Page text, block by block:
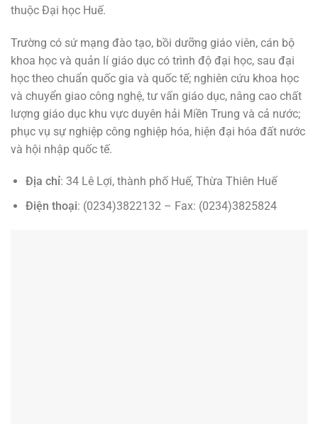
thuộc Đại học Huế.
Trường có sứ mạng đào tạo, bồi dưỡng giáo viên, cán bộ
khoa học và quản lí giáo dục có trình độ đại học, sau đại
học theo chuẩn quốc gia và quốc tế; nghiên cứu khoa học
và chuyển giao công nghệ, tư vấn giáo dục, nâng cao chất
lượng giáo dục khu vực duyên hải Miền Trung và cả nước;
phục vụ sự nghiệp công nghiệp hóa, hiện đại hóa đất nước
và hội nhập quốc tế.
Địa chỉ: 34 Lê Lợi, thành phố Huế, Thừa Thiên Huế
Điện thoại: (0234)3822132 – Fax: (0234)3825824